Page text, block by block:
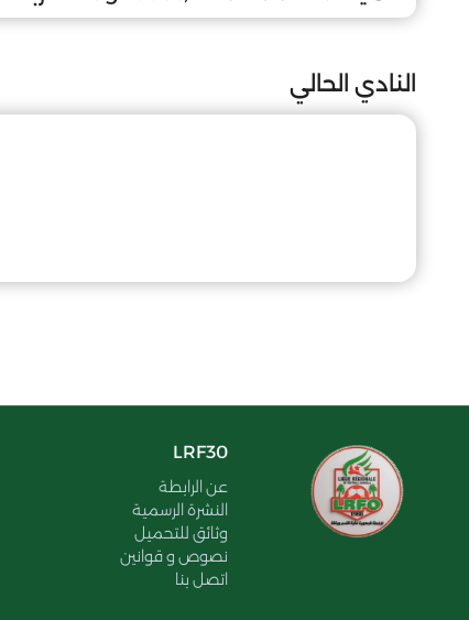
النادي الحالي
LRF30
عن الرابطة
النشرة الرسمية
وثائق للتحميل
نصوص و قوانين
اتصل بنا